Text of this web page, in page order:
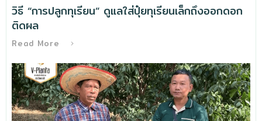
วิธี “การปลูกทุเรียน” ดูแลใส่ปุ๋ยทุเรียนเล็กถึงออกดอก
ติดผล
Read More